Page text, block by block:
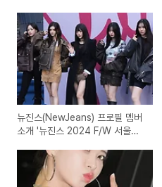
뉴진스(NewJeans) 프로필 멤버
소개 '뉴진스 2024 F/W 서울패